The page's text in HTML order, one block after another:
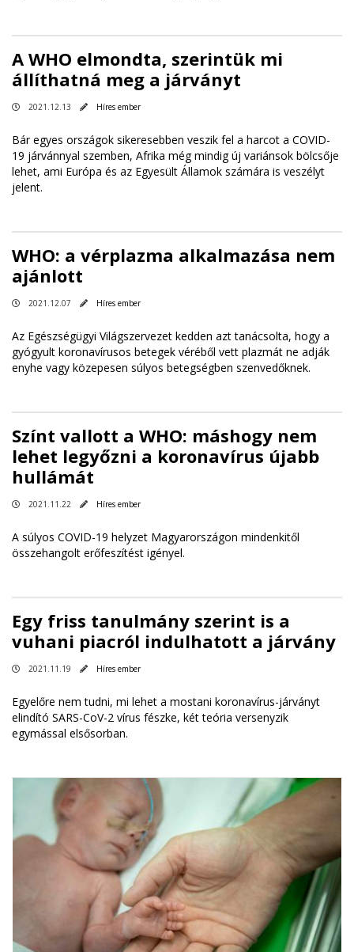
A WHO elmondta, szerintük mi
állíthatná meg a járványt
2021.12.13 Híres ember
Bár egyes országok sikeresebben veszik fel a harcot a COVID-
19 járvánnyal szemben, Afrika még mindig új variánsok bölcsője
lehet, ami Európa és az Egyesült Államok számára is veszélyt
jelent.
WHO: a vérplazma alkalmazása nem
ajánlott
2021.12.07 Híres ember
Az Egészségügyi Világszervezet kedden azt tanácsolta, hogy a
gyógyult koronavírusos betegek véréből vett plazmát ne adják
enyhe vagy közepesen súlyos betegségben szenvedőknek.
Színt vallott a WHO: máshogy nem
lehet legyőzni a koronavírus újabb
hullámát
2021.11.22 Híres ember
A súlyos COVID-19 helyzet Magyarországon mindenkitől
összehangolt erőfeszítést igényel.
Egy friss tanulmány szerint is a
vuhani piacról indulhatott a járvány
2021.11.19 Híres ember
Egyelőre nem tudni, mi lehet a mostani koronavírus-járványt
elindító SARS-CoV-2 vírus fészke, két teória versenyzik
egymással elsősorban.